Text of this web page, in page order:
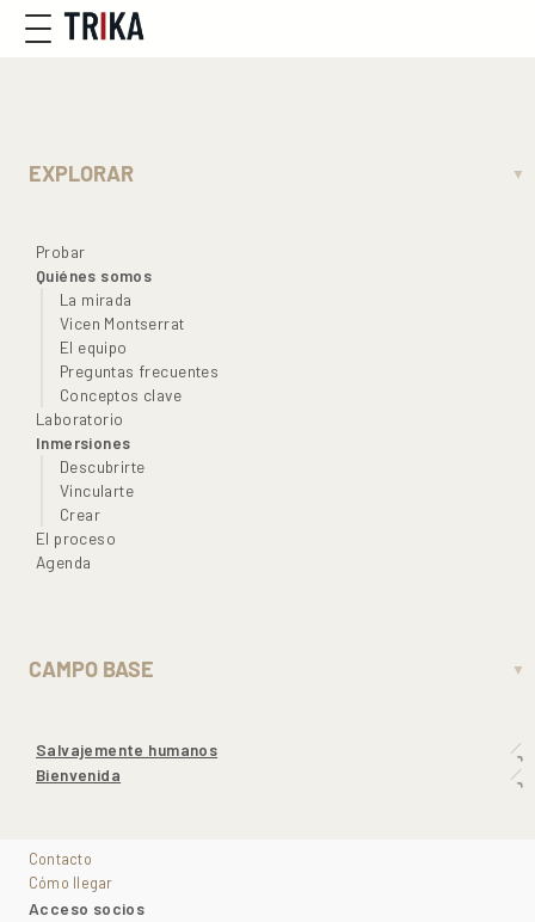
EXPLORAR ▼
Probar
Quiénes somos
La mirada
Vicen Montserrat
El equipo
Preguntas frecuentes
Conceptos clave
Laboratorio
Inmersiones
Descubrirte
Vincularte
Crear
El proceso
Agenda
CAMPO BASE ▼
Salvajemente humanos
Bienvenida
Contacto
Cómo llegar
Acceso socios